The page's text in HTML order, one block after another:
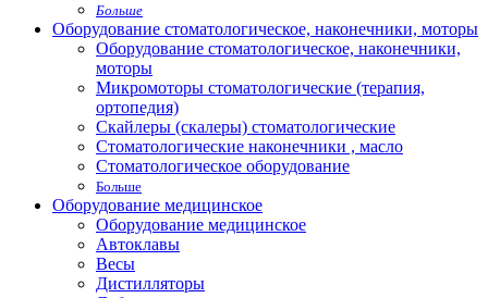
Больше
Оборудование стоматологическое, наконечники, моторы
Оборудование стоматологическое, наконечники,
моторы
Микромоторы стоматологические (терапия,
ортопедия)
Скайлеры (скалеры) стоматологические
Стоматологические наконечники , масло
Стоматологическое оборудование
Больше
Оборудование медицинское
Оборудование медицинское
Автоклавы
Весы
Дистилляторы